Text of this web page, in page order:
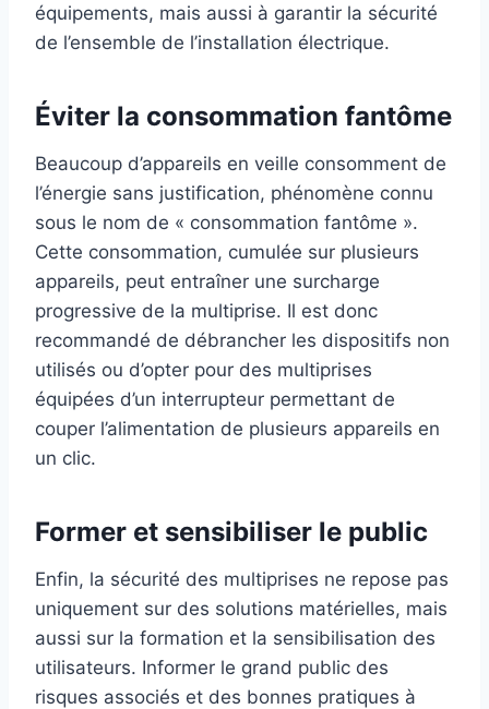
équipements, mais aussi à garantir la sécurité
de l’ensemble de l’installation électrique.
Éviter la consommation fantôme
Beaucoup d’appareils en veille consomment de
l’énergie sans justification, phénomène connu
sous le nom de « consommation fantôme ».
Cette consommation, cumulée sur plusieurs
appareils, peut entraîner une surcharge
progressive de la multiprise. Il est donc
recommandé de débrancher les dispositifs non
utilisés ou d’opter pour des multiprises
équipées d’un interrupteur permettant de
couper l’alimentation de plusieurs appareils en
un clic.
Former et sensibiliser le public
Enfin, la sécurité des multiprises ne repose pas
uniquement sur des solutions matérielles, mais
aussi sur la formation et la sensibilisation des
utilisateurs. Informer le grand public des
risques associés et des bonnes pratiques à